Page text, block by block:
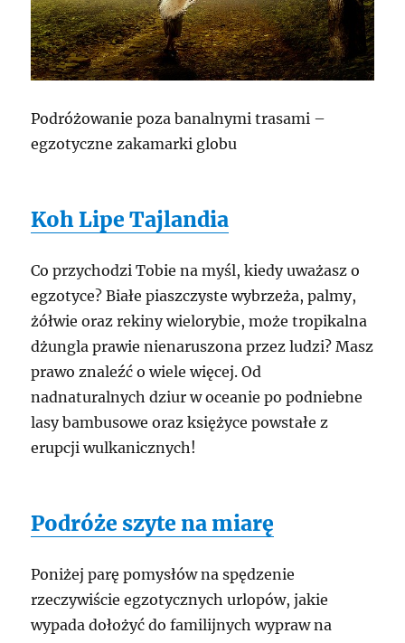
Podróżowanie poza banalnymi trasami –
egzotyczne zakamarki globu
Koh Lipe Tajlandia
Co przychodzi Tobie na myśl, kiedy uważasz o
egzotyce? Białe piaszczyste wybrzeża, palmy,
żółwie oraz rekiny wielorybie, może tropikalna
dżungla prawie nienaruszona przez ludzi? Masz
prawo znaleźć o wiele więcej. Od
nadnaturalnych dziur w oceanie po podniebne
lasy bambusowe oraz księżyce powstałe z
erupcji wulkanicznych!
Podróże szyte na miarę
Poniżej parę pomysłów na spędzenie
rzeczywiście egzotycznych urlopów, jakie
wypada dołożyć do familijnych wypraw na